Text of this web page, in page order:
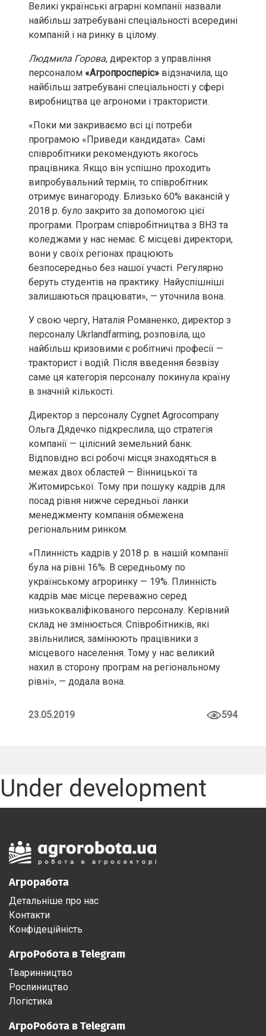
Великі українські аграрні компанії назвали
найбільш затребувані спеціальності всередині
компаній і на ринку в цілому.
Людмила Горова, директор з управління
персоналом «Агропросперіс» відзначила, що
найбільш затребувані спеціальності у сфері
виробництва це агрономи і трактористи.
«Поки ми закриваємо всі ці потреби
програмою «Приведи кандидата». Самі
співробітники рекомендують якогось
працівника. Якщо він успішно проходить
випробувальний термін, то співробітник
отримує винагороду. Близько 60% вакансій у
2018 р. було закрито за допомогою цієї
програми. Програм співробітництва з ВНЗ та
коледжами у нас немає. Є місцеві директори,
вони у своїх регіонах працюють
безпосередньо без нашої участі. Регулярно
беруть студентів на практику. Найуспішніші
залишаються працювати», — уточнила вона.
У свою чергу, Наталія Романенко, директор з
персоналу Ukrlandfarming, розповіла, що
найбільш кризовими є робітничі професії —
тракторист і водій. Після введення безвізу
саме ця категорія персоналу покинула країну
в значній кількості.
Директор з персоналу Cygnet Agrocompany
Ольга Дядечко підкреслила, що стратегія
компанії — цілісний земельний банк.
Відповідно всі робочі місця знаходяться в
межах двох областей — Вінницької та
Житомирської. Тому при пошуку кадрів для
посад рівня нижче середньої ланки
менеджменту компанія обмежена
регіональним ринком.
«Плинність кадрів у 2018 р. в нашій компанії
була на рівні 16%. В середньому по
українському агроринку — 19%. Плинність
кадрів має місце переважно серед
низькокваліфікованого персоналу. Керівний
склад не змінюється. Співробітників, які
звільнилися, замінюють працівники з
місцевого населення. Тому у нас великий
нахил в сторону програм на регіональному
рівні», — додала вона.
23.05.2019 594
Under development
Агроработа
Детальніше про нас
Контакти
Конфідеційність
АгроРобота в Telegram
Тваринництво
Рослиництво
Логістика
АгроРобота в Telegram